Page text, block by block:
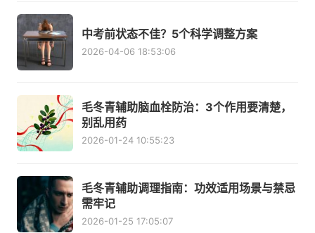
中考前状态不佳？5个科学调整方案
2026-04-06 18:53:06
毛冬青辅助脑血栓防治：3个作用要清楚，
别乱用药
2026-01-24 10:55:23
毛冬青辅助调理指南：功效适用场景与禁忌
需牢记
2026-01-25 17:05:07